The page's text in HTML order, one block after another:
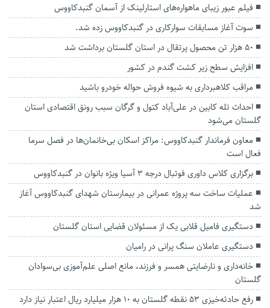
فیلم عبور زیبای ماهواره‌های استارلینک از آسمان گنبدکاووس
سوت آغاز مسابقات سوارکاری در گنبدکاووس زده شد.
۵۰ هزار تن محصول پرتقال در استان گلستان برداشت شد
افزایش سطح زیر کشت گندم در کشور
مراقب کلاهبرداری به شیوه فروش حواله خودرو باشید
احداث تله کابین در علی‌آباد کتول و گرگان سبب رونق اقتصادی استان
گلستان می‌شود
معاون فرماندار گنبدکاووس: مراکز اسکان بی‌خانمان‌ها در فصل سرما
فعال است
برگزاری کلاس داوری فوتبال درجه ۳ آسیا ویژه بانوان در گنبدکاووس
عملیات ساخت سه پروژه عمرانی در بیمارستان شهدای گنبدکاووس آغاز
شد
دستگیری فامیل قلابی یک از مسئولان قضایی استان گلستان
دستگیری عاملان سنگ پرانی در رامیان
خانه‌داری و نارضایتی همسر و فرزند، مانع اصلی علم‌آموزی بی‌سوادان
گلستان
رفع حادثه‌خیزی ۵۳ نقطه گلستان به ۱۰ هزار میلیارد ریال اعتبار نیاز دارد